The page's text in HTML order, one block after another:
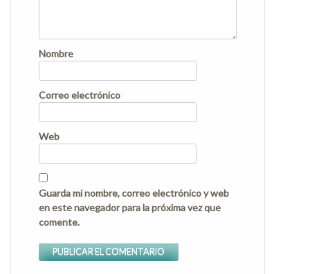
Nombre
Correo electrónico
Web
Guarda mi nombre, correo electrónico y web
en este navegador para la próxima vez que
comente.